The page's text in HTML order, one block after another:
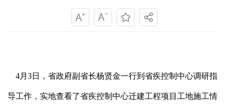
4月3日，省政府副省长杨贤金一行到省疾控制中心调研指
导工作 ， 实地查看了省疾控制中心迁建工程项目工地施工情